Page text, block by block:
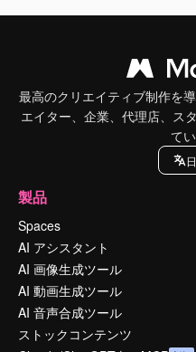
最高のクリエイティブ制作を
エイター、企業、代理店、ス
て
製品
Spaces
AI アシスタント
AI 画像生成ツール
AI 動画生成ツール
AI 音声合成ツール
ストックコンテンツ